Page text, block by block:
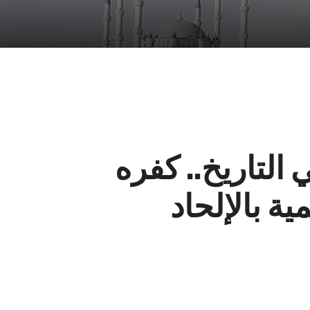
كفره
بالإلحاد